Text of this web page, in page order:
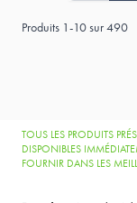
Produits 1-10sur490
TOUS LES PRODUITS
DISPONIBLES
FOURNIR DANS LES